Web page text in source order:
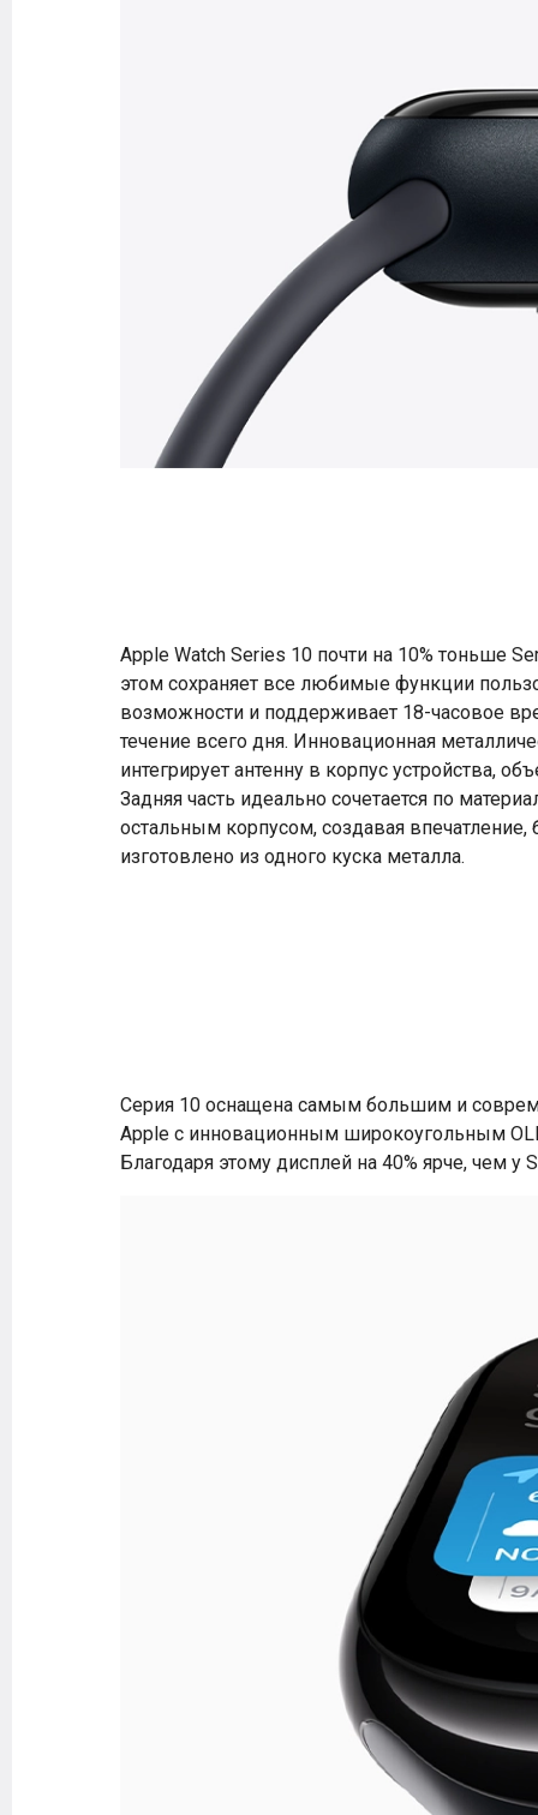
Apple Watch Series 10 почти на 10% тоньше
этом сохраняет все любимые функции
возможности и поддерживает 18-часовое
течение всего дня. Инновационная
интегрирует антенну в корпус устройства,
Задняя часть идеально сочетается по
остальным корпусом, создавая впечатление,
изготовлено из одного куска металла.
Серия 10 оснащена самым большим и
Apple с инновационным широкоугольным
Благодаря этому дисплей на 40% ярче, чем у